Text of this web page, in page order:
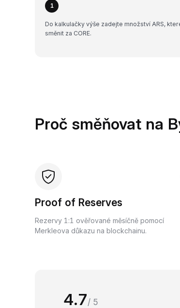
1
Do kalkulačky výše zadejte množství ARS,
směnit za CORE.
Proč směňovat na
Proof of Reserves
Rezervy 1:1 ověřované měsíčně pomocí
Merkleova důkazu na blockchainu.
4.7/ 5